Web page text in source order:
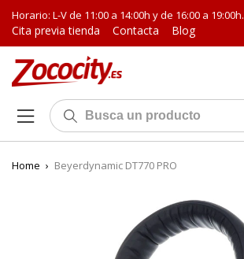
Horario: L-V de 11:00 a 14:00h y de 16:00 a 19:00h.
Cita previa tienda Contacta Blog
Home › Beyerdynamic DT770 PRO